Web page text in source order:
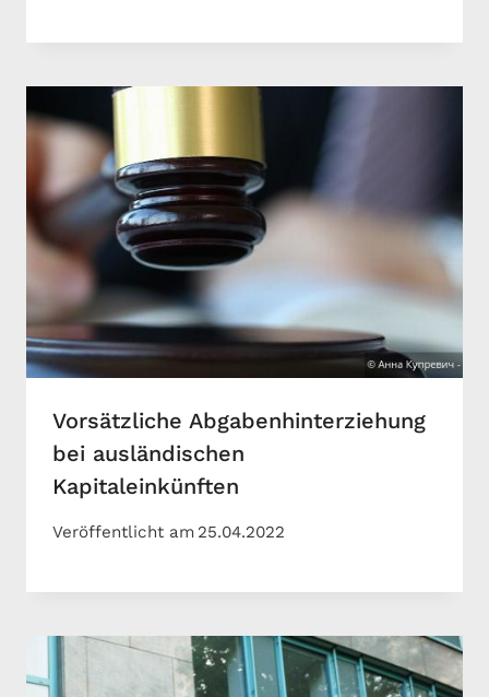
Vorsätzliche Abgabenhinterziehung
bei ausländischen
Kapitaleinkünften
Veröffentlicht am 25.04.2022